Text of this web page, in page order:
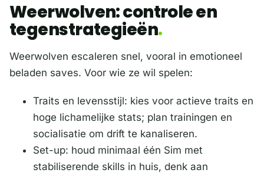
Weerwolven: controle en
tegenstrategieën
Weerwolven escaleren snel, vooral in emotioneel
beladen saves. Voor wie ze wil spelen:
Traits en levensstijl: kies voor actieve traits en
hoge lichamelijke stats; plan trainingen en
socialisatie om drift te kanaliseren.
Set-up: houd minimaal één Sim met
stabiliserende skills in huis, denk aan